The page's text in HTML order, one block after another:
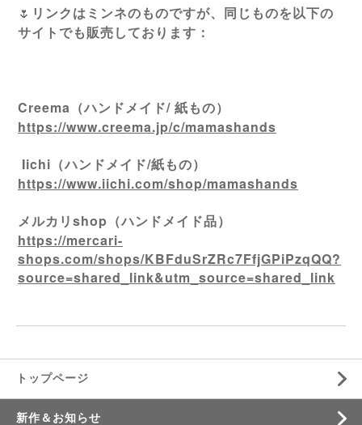
🌷 リンクはミンネのものですが、同じものを以下の
サイトでも販売しております：
Creema（ハンドメイド/ 紙もの）
https://www.creema.jp/c/mamashands
Iichi（ハンドメイド/紙もの）
https://www.iichi.com/shop/mamashands
メルカリshop（ハンドメイド品）
https://mercari-
shops.com/shops/KBFduSrZRc7FfjGPiPzqQQ?
source=shared_link&utm_source=shared_link
トップページ
新作＆お知らせ